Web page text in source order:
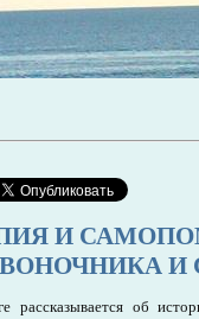
И
И
рассказывается об